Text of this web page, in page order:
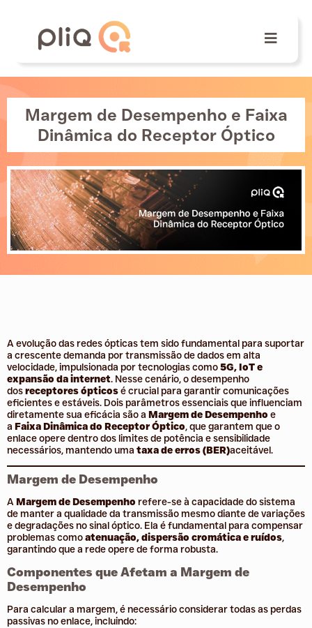
Margem de Desempenho e Faixa
Dinâmica do Receptor Óptico
A evolução das redes ópticas tem sido fundamental para suportar
a crescente demanda por transmissão de dados em alta
velocidade, impulsionada por tecnologias como5G, IoT e
expansão da internet. Nesse cenário, o desempenho
dosreceptores ópticosé crucial para garantir comunicações
eficientes e estáveis. Dois parâmetros essenciais que influenciam
diretamente sua eficácia são a Margem de Desempenho e
a Faixa Dinâmica do Receptor Óptico, que garantem que o
enlace opere dentro dos limites de potência e sensibilidade
necessários, mantendo uma taxa de erros (BER)aceitável.
Margem de Desempenho
AMargem de Desempenho refere-se à capacidade do sistema
de manter a qualidade da transmissão mesmo diante de variações
e degradações no sinal óptico. Ela é fundamental para compensar
problemas comoatenuação, dispersão cromática e ruídos,
garantindo que a rede opere de forma robusta.
Componentes que Afetam a Margem de
Desempenho
Para calcular a margem, é necessário considerar todas as perdas
passivas no enlace, incluindo: